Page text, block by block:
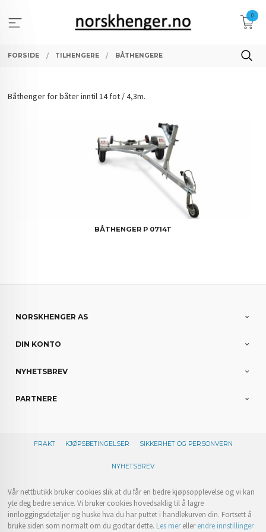
innholdet
0
FORSIDE TILHENGERE BÅTHENGERE
Båthenger for båter inntil 14 fot / 4,3m.
BÅTHENGER P 0714T
NORSKHENGER AS
DIN KONTO
NYHETSBREV
PARTNERE
FRAKT KJØPSBETINGELSER SIKKERHET OG PERSONVERN
NYHETSBREV
Vår nettbutikk bruker cookies slik at du får en bedre kjøpsopplevelse og vi kan
yte deg bedre service. Vi bruker cookies hovedsaklig til å lagre
innloggingsdetaljer og huske hva du har puttet i handlekurven din. Fortsett å
bruke siden som normalt om du godtar dette. Les merellerendre innstillinger